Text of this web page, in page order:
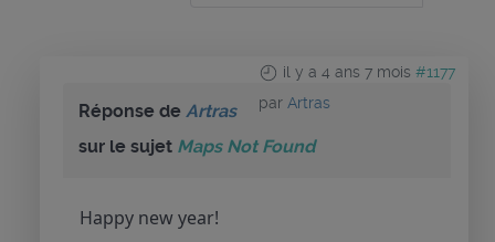
il y a 4 ans 7 mois #1177
par Artras
Réponse de Artras
sur le sujet Maps Not Found
Happy new year!